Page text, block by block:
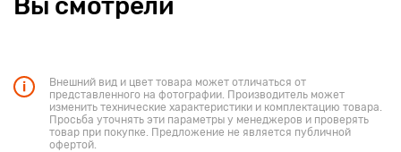
Внешний вид и цвет товара может отличаться от
представленного на фотографии. Производитель может
изменить технические характеристики и комплектацию товара.
Просьба уточнять эти параметры у менеджеров и проверять
товар при покупке. Предложение не является публичной
офертой.